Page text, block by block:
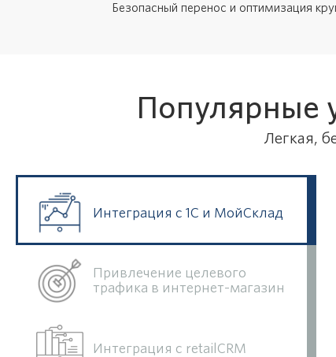
Безопасный перенос и оптимизация
Популярные
Легкая,
Интеграция с 1С и МойСклад
Привлечение целевого
трафика в интернет-магазин
Интеграция с retailCRM